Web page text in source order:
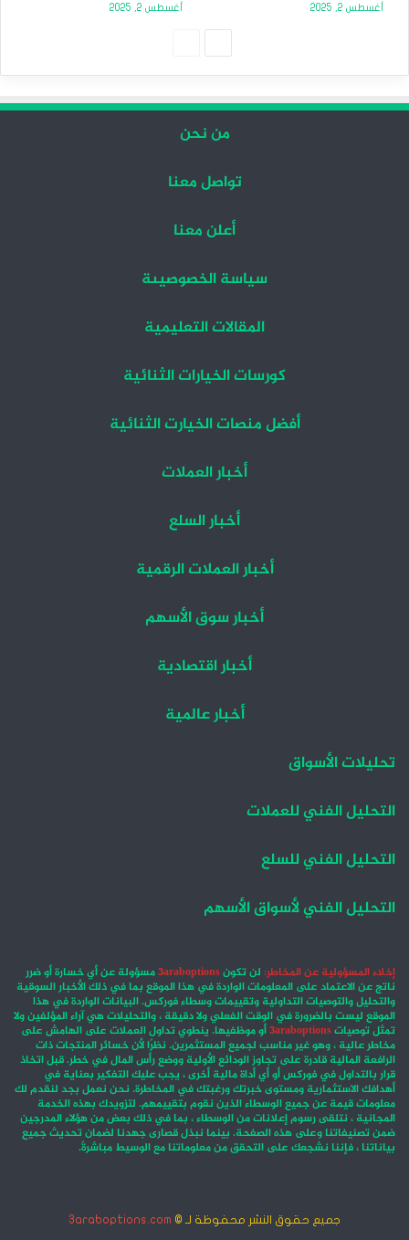
أغسطس 2, 2025 أغسطس 2, 2025
من نحن
تواصل معنا
أعلن معنا
سياسة الخصوصيىة
المقالات التعليمية
كورسات الخيارات الثنائية
أفضل منصات الخيارت الثنائية
أخبار العملات
أخبار السلع
أخبار العملات الرقمية
أخبار سوق الأسهم
أخبار اقتصادية
أخبار عالمية
تحليلات الأسواق
التحليل الفني للعملات
التحليل الفني للسلع
التحليل الفني لأسواق الأسهم
إخلاء المسؤولية عن المخاطر: لن تكون3araboptionsمسؤولة عن أي خسارة أو ضرر
ناتج عن الاعتماد على المعلومات الواردة في هذا الموقع بما في ذلك الأخبار السوقية
والتحليل والتوصيات التداولية وتقييمات وسطاء فوركس. البيانات الواردة في هذا
الموقع ليست بالضرورة في الوقت الفعلي ولا دقيقة ، والتحليلات هي آراء المؤلفين ولا
تمثل توصيات3araboptionsأو موظفيها. ينطوي تداول العملات على الهامش على
مخاطر عالية ، وهو غير مناسب لجميع المستثمرين. نظرًا لأن خسائر المنتجات ذات
الرافعة المالية قادرة على تجاوز الودائع الأولية ووضع رأس المال في خطر. قبل اتخاذ
قرار بالتداول في فوركس أو أي أداة مالية أخرى ، يجب عليك التفكير بعناية في
أهدافك الاستثمارية ومستوى خبرتك ورغبتك في المخاطرة. نحن نعمل بجد لنقدم لك
معلومات قيمة عن جميع الوسطاء الذين نقوم بتقييمهم. لتزويدك بهذه الخدمة
المجانية ، نتلقى رسوم إعلانات من الوسطاء ، بما في ذلك بعض من هؤلاء المدرجين
ضمن تصنيفاتنا وعلى هذه الصفحة. بينما نبذل قصارى جهدنا لضمان تحديث جميع
بياناتنا ، فإننا نشجعك على التحقق من معلوماتنا مع الوسيط مباشرةً.
جميع حقوق النشر محفوظة لـ © 3araboptions.com